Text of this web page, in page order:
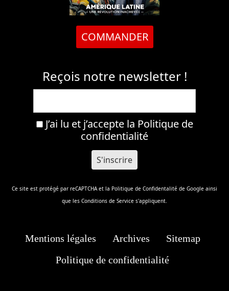
COMMANDER
Reçois notre newsletter !
J’ai lu et j’accepte la Politique de
confidentialité
Ce site est protégé par reCAPTCHA et la Politique de Confidentalité de Google ainsi
que les Conditions de Service s'appliquent.
Mentions légales Archives
Sitemap
Politique de confidentialité